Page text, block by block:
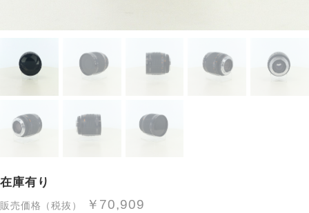
在庫有り
販売価格（税抜） ￥70,909